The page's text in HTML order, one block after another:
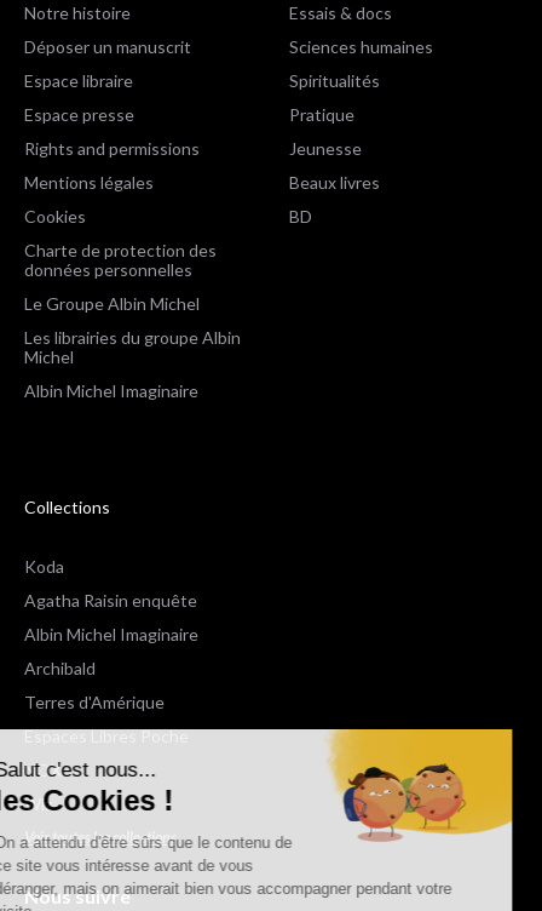
Salut c'est nous...
les Cookies !
On a attendu d'être sûrs que le contenu de
ce site vous intéresse avant de vous
déranger, mais on aimerait bien vous accompagner pendant votre
Notre histoire
Déposer un manuscrit
Espace libraire
Espace presse
Rights and permissions
Mentions légales
Cookies
Charte de protection des
données personnelles
Le Groupe Albin Michel
Les librairies du groupe Albin
Michel
Albin Michel Imaginaire
Essais & docs
Sciences humaines
Spiritualités
Pratique
Jeunesse
Beaux livres
BD
Collections
Koda
Agatha Raisin enquête
Albin Michel Imaginaire
Archibald
Terres d'Amérique
Espaces Libres Poche
NOX
Wiz
Voir toutes les collections
Nous suivre